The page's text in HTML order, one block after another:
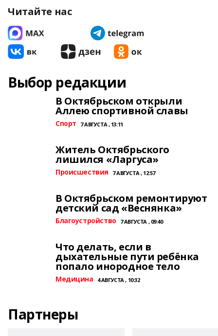
Читайте нас
Выбор редакции
В Октябрьском открыли
Аллею спортивной славы
Спорт 7 АВГУСТА , 13:11
Житель Октябрьского
лишился «Ларгуса»
Происшествия 7 АВГУСТА , 12:57
В Октябрьском ремонтируют
детский сад «Веснянка»
Благоустройство 7 АВГУСТА , 09:40
Что делать, если в
дыхательные пути ребёнка
попало инородное тело
Медицина 4 АВГУСТА , 10:32
Партнеры